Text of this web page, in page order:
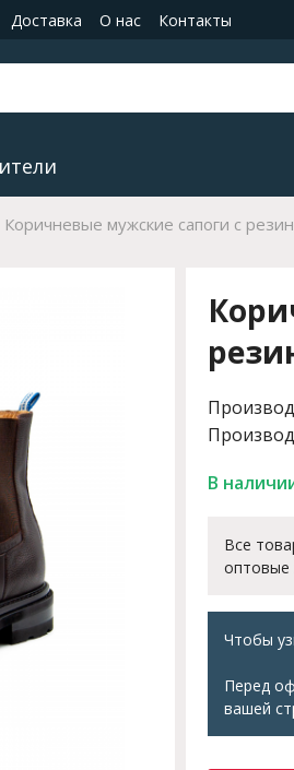
Доставка О нас Контакты
Коричневые мужские сапоги с
В
Все
оптовые
Чтобы
Перед
вашей